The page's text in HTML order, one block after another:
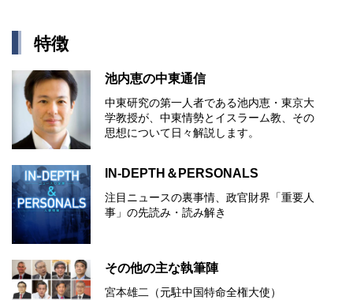
特徴
池内恵の中東通信
中東研究の第⼀⼈者である池内恵・東京⼤
学教授が、中東情勢とイスラーム教、その
思想について⽇々解説します。
IN-DEPTH＆PERSONALS
注目ニュースの裏事情、政官財界「重要人
事」の先読み・読み解き
その他の主な執筆陣
宮本雄二（元駐中国特命全権大使）